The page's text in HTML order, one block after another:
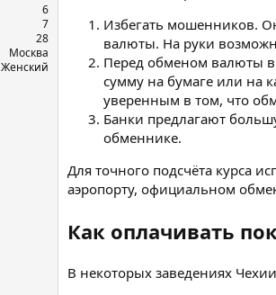
6
7
28
Москва
Женский
Избегать мошенников.
валюты. На руки
Перед обменом валюты в
сумму на бумаге или на
уверенным в том, что
Банки предлагают
обменнике.
Для точного подсчёта курса
аэропорту, официальном
Как оплачивать
В некоторых заведениях